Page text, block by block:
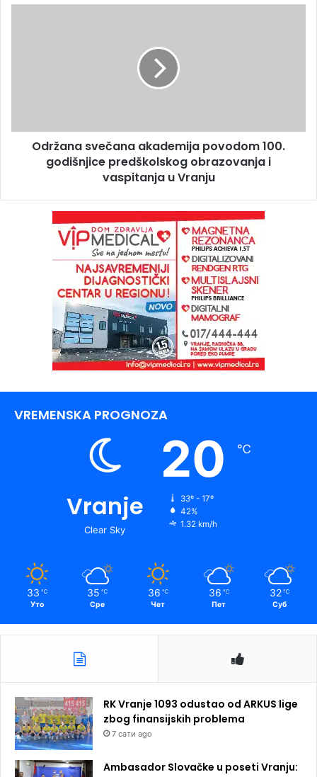
Održana svečana akademija povodom 100.
godišnjice predškolskog obrazovanja i
vaspitanja u Vranju
VREMENSKA PROGNOZA
Vranje
Clear Sky
20 ℃
33º - 17º
42%
1.32 km/h
33 ℃
Уто
35 ℃
Сре
36 ℃
Чет
36 ℃
Пет
32 ℃
Суб
RK Vranje 1093 odustao od ARKUS lige
zbog finansijskih problema
7 сати ago
Ambasador Slovačke u poseti Vranju: